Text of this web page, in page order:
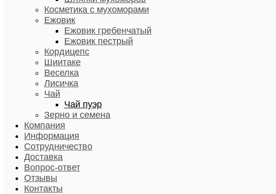
Косметика с мухоморами
Ежовик
Ежовик гребенчатый
Ежовик пестрый
Кордицепс
Шиитаке
Веселка
Лисичка
Чай
Чай пуэр
Зерно и семена
Компания
Информация
Сотрудничество
Доставка
Вопрос-ответ
Отзывы
Контакты